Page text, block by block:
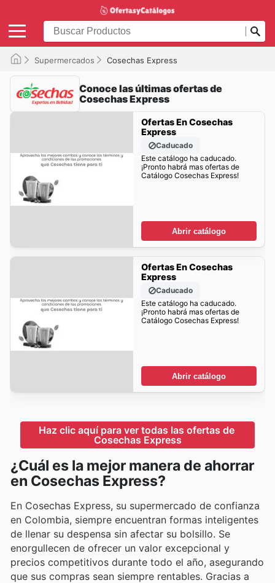
Supermercados Cosechas Express
Conoce las últimas ofertas de
Cosechas Express
Ofertas En Cosechas
Express
Caducado
Este catálogo ha caducado.
¡Pronto habrá mas ofertas de
Catálogo Cosechas Express!
Abrir catálogo
Ofertas En Cosechas
Express
Caducado
Este catálogo ha caducado.
¡Pronto habrá mas ofertas de
Catálogo Cosechas Express!
Abrir catálogo
Haz clic aquí para ver todas las ofertas de
Cosechas Express
¿Cuál es la mejor manera de ahorrar
en Cosechas Express?
En Cosechas Express, su supermercado de confianza
en Colombia, siempre encuentran formas inteligentes
de llenar su despensa sin afectar su bolsillo. Se
enorgullecen de ofrecer un valor excepcional y
precios competitivos durante todo el año, asegurando
que sus compras sean siempre rentables. Gracias a